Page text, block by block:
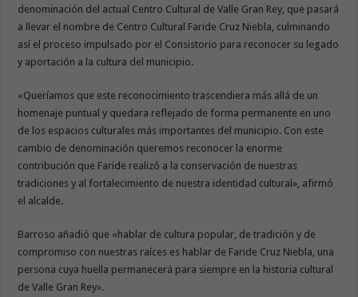
denominación del actual Centro Cultural de Valle Gran Rey, que pasará
a llevar el nombre de Centro Cultural Faride Cruz Niebla, culminando
así el proceso impulsado por el Consistorio para reconocer su legado
y aportación a la cultura del municipio.
«Queríamos que este reconocimiento trascendiera más allá de un
homenaje puntual y quedara reflejado de forma permanente en uno
de los espacios culturales más importantes del municipio. Con este
cambio de denominación queremos reconocer la enorme
contribución que Faride realizó a la conservación de nuestras
tradiciones y al fortalecimiento de nuestra identidad cultural», afirmó
el alcalde.
Barroso añadió que «hablar de cultura popular, de tradición y de
compromiso con nuestras raíces es hablar de Faride Cruz Niebla, una
persona cuya huella permanecerá para siempre en la historia cultural
de Valle Gran Rey».